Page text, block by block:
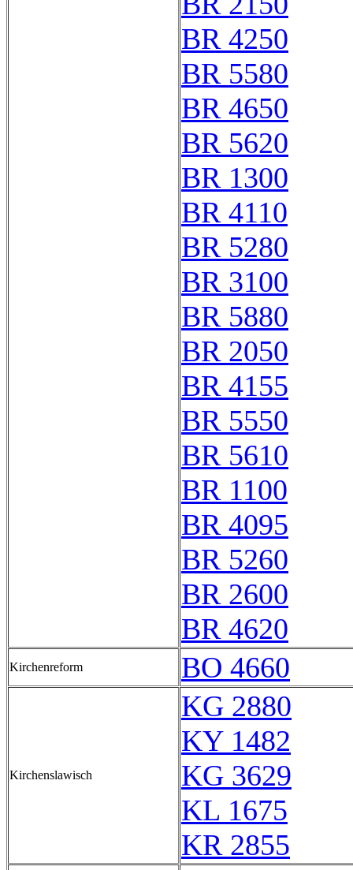
BR 4250
BR 5580
BR 4650
BR 5620
BR 1300
BR 4110
BR 5280
BR 3100
BR 5880
BR 2050
BR 4155
BR 5550
BR 5610
BR 1100
BR 4095
BR 5260
BR 2600
BR 4620
Kirchenreform BO 4660
Kirchenslawisch
KG 2880
KY 1482
KG 3629
KL 1675
KR 2855